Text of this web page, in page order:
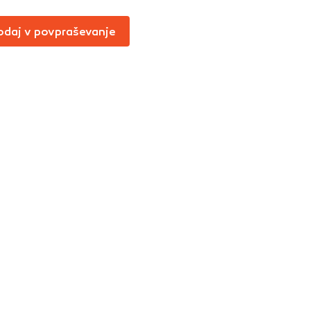
v povpraševanje
izklopiti.
na primer
da brskalnik
ne bodo
najmanj
ki jih piškotki
kdaj ste